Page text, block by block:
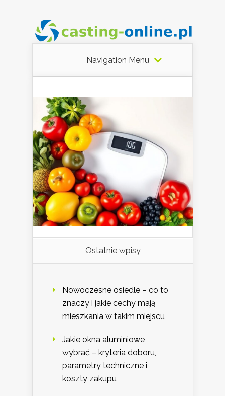
Navigation Menu
Ostatnie wpisy
Nowoczesne osiedle – co to
znaczy i jakie cechy mają
mieszkania w takim miejscu
Jakie okna aluminiowe
wybrać – kryteria doboru,
parametry techniczne i
koszty zakupu